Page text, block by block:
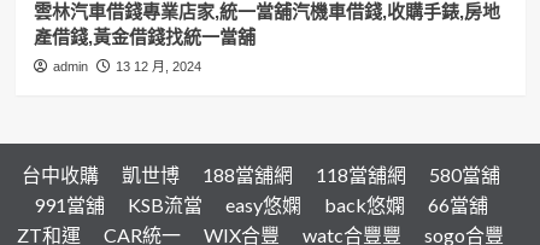
錢
找
和
雲林汽車借錢專業店家,統一當舖汽機車借錢,收購手錶,房地
產借錢,黃金借錢找統一當舖
admin 13 12 月, 2024
台中收購 凱世博 188當舖網 118當舖網
580當舖
991當舖
KSB流當 easy悠嫻 back悠嫻
66當舖
ZT和運
CAR統一 WIX合豐 watc合豐豐 sogo合豐